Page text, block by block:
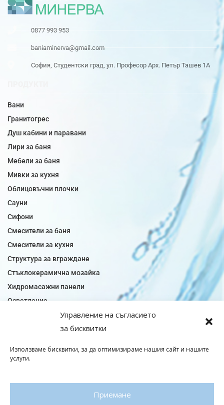
Управление на съгласието
за бисквитки
Използваме бисквитки, за да оптимизираме нашия сайт и нашите
услуги.
Приемане
0877 993 953
baniaminerva@gmail.com
София, Студентски град, ул. Професор Арх. Петър Ташев 1А
Вани
Гранитогрес
Душ кабини и паравани
Лири за баня
Мебели за баня
Мивки за кухня
Облицовъчни плочки
Сауни
Сифони
Смесители за баня
Смесители за кухня
Структура за вграждане
Стъклокерамична мозайка
Хидромасажни панели
Осветление
Огледала за баня
Плочки модели
Подови плочки